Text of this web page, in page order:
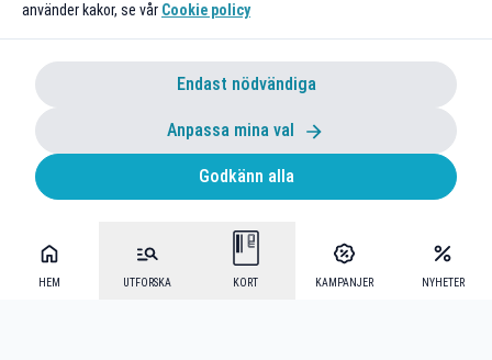
HEM UTFORSKA KORT KAMPANJER NYHETER
använder kakor, se vår Cookie policy
Endast nödvändiga
Anpassa mina val
Godkänn alla